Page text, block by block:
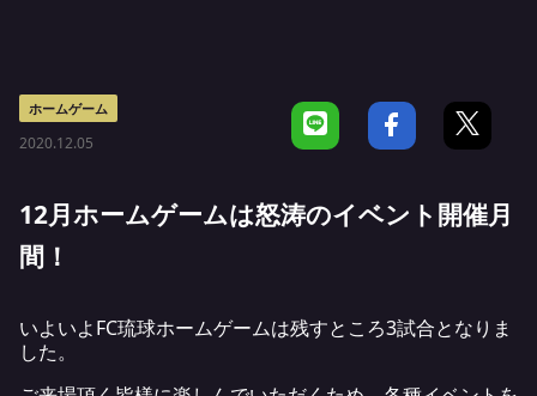
ホームゲーム
2020.12.05
12月ホームゲームは怒涛のイベント開催月
間！
いよいよFC琉球ホームゲームは残すところ3試合となりま
した。